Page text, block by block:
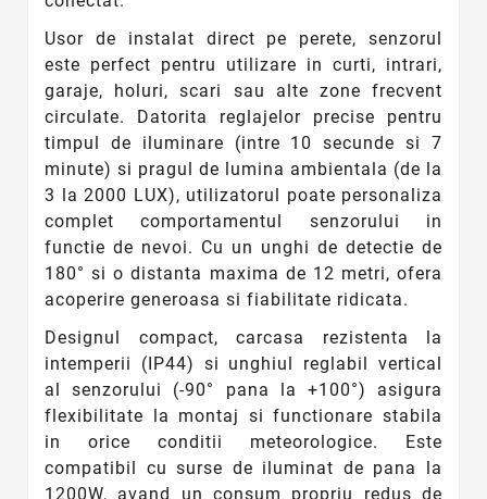
Usor de instalat direct pe perete, senzorul
este perfect pentru utilizare in curti, intrari,
garaje, holuri, scari sau alte zone frecvent
circulate. Datorita reglajelor precise pentru
timpul de iluminare (intre 10 secunde si 7
minute) si pragul de lumina ambientala (de la
3 la 2000 LUX), utilizatorul poate personaliza
complet comportamentul senzorului in
functie de nevoi. Cu un unghi de detectie de
180° si o distanta maxima de 12 metri, ofera
acoperire generoasa si fiabilitate ridicata.
Designul compact, carcasa rezistenta la
intemperii (IP44) si unghiul reglabil vertical
al senzorului (-90° pana la +100°) asigura
flexibilitate la montaj si functionare stabila
in orice conditii meteorologice. Este
compatibil cu surse de iluminat de pana la
1200W, avand un consum propriu redus de